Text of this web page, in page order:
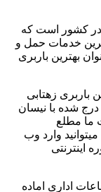
در کشور است که
ترین خدمات حمل و
بهترین باربری
باربری زهتابی
درج شده با نیسان
ما مطلع
وارد وب
اینترنتی
اداری اماده